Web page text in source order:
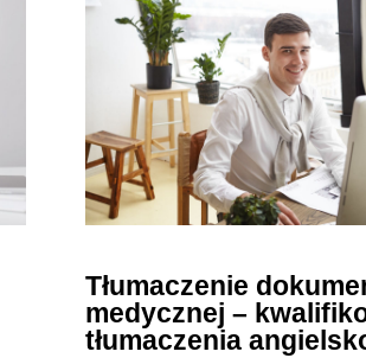
Tłumaczenie
medycznej –
tłumaczenia